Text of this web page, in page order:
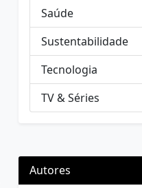
Saúde
Sustentabilidade
Tecnologia
TV & Séries
Autores